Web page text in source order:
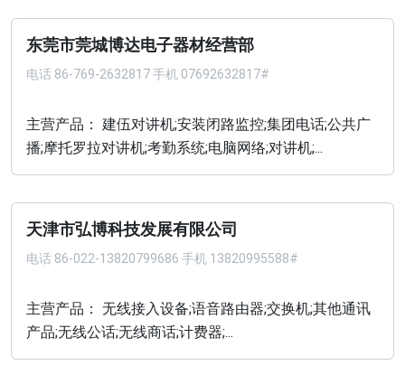
东莞市莞城博达电子器材经营部
电话 86-769-2632817 手机 07692632817#
主营产品： 建伍对讲机;安装闭路监控;集团电话;公共广
播;摩托罗拉对讲机;考勤系统;电脑网络;对讲机;...
天津市弘博科技发展有限公司
电话 86-022-13820799686 手机 13820995588#
主营产品： 无线接入设备;语音路由器;交换机;其他通讯
产品;无线公话;无线商话;计费器;...